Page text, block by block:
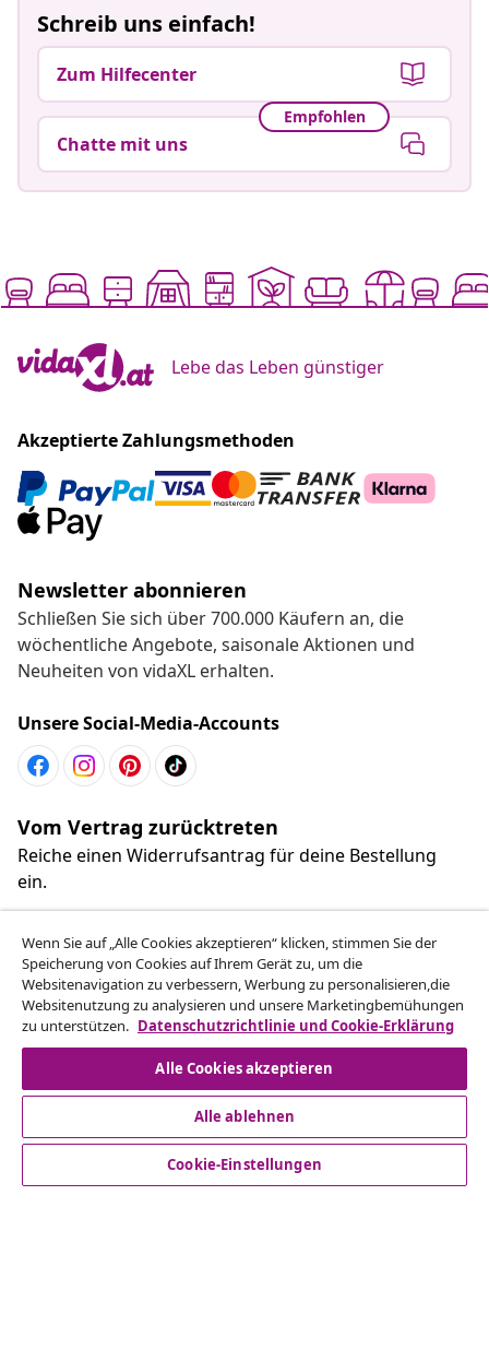
Schreib uns einfach!
Zum Hilfecenter
Empfohlen
Chatte mit uns
Lebe das Leben günstiger
Akzeptierte Zahlungsmethoden
Newsletter abonnieren
Schließen Sie sich über 700.000 Käufern an, die
wöchentliche Angebote, saisonale Aktionen und
Neuheiten von vidaXL erhalten.
Unsere Social-Media-Accounts
Vom Vertrag zurücktreten
Reiche einen Widerrufsantrag für deine Bestellung
ein.
Vom Vertrag zurücktreten
Kundenservice
Business
Wenn Sie auf „Alle Cookies akzeptieren“ klicken, stimmen Sie der
Speicherung von Cookies auf Ihrem Gerät zu, um die
Websitenavigation zu verbessern, Werbung zu personalisieren,die
Websitenutzung zu analysieren und unsere Marketingbemühungen
zu unterstützen. Datenschutzrichtlinie und Cookie-Erklärung
Alle Cookies akzeptieren
Alle ablehnen
Cookie-Einstellungen